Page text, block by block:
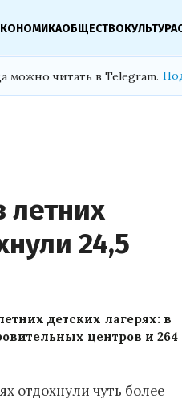
ОБЩЕСТВОКУЛЬТУРА
можно читать в Telegram.
летних
24,5
детских лагерях: в
центров и 264
отдохнули чуть более